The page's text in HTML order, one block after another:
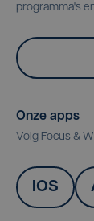
programma's
Onze apps
Volg Focus &
IOS